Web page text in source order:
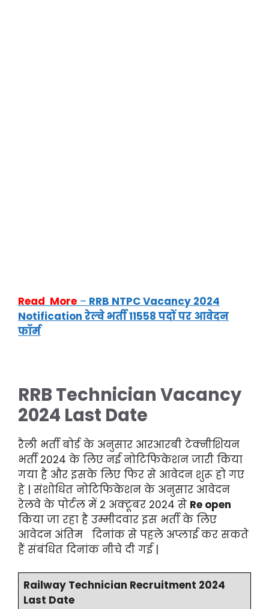
Read More – RRB NTPC Vacancy 2024
Notification रेल्वे भर्ती 11558 पदों पर आवेदन
फॉर्म
RRB Technician Vacancy
2024 Last Date
रैली भर्ती बोर्ड के अनुसार आरआरबी टेक्नीशियन
भर्ती 2024 के लिए नई नोटिफिकेशन जारी किया
गया है और इसके लिए फिर से आवेदन शुरू हो गए
हे | संशोधित नोटिफिकेशन के अनुसार आवेदन
रेलवे के पोर्टल में 2 अक्टूबर 2024 से Re open
किया जा रहा है उम्मीदवार इस भर्ती के लिए
आवेदन अंतिम दिनांक से पहले अप्लाई कर सकते
हैं संबंधित दिनांक नीचे दी गई |
Railway Technician Recruitment 2024
Last Date